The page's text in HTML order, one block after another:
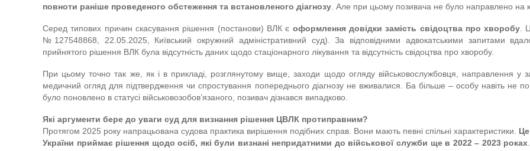
повноти раніше проведеного обстеження та встановленого діагнозу . Але при цьому позивача не було направлено
Серед типових причин скасування рішення (постанови) ВЛК є оформлення довідки замість свідоцтва про хворобу .
№127548868, 22.05.2025, Київський окружний адміністративний суд). За відповідними адвокатськими запитами
прийнятого рішення ВЛК була відсутність даних щодо стаціонарного лікування та відсутність свідоцтва про хворобу.
При цьому точно так же, як і в прикладі, розглянутому вище, заходи щодо огляду військовослужбовця, направлення у
медичний огляд для підтвердження чи спростування попереднього діагнозу не вживалися. Ба більше – особу навіть
було поновлено в статусі військовозобов’язаного, позивач дізнався випадково.
Які аргументи бере до уваги суд для визнання рішення ЦВЛК протиправним?
Протягом 2025 року напрацьована судова практика вирішення подібних справ. Вони мають певні спільні характеристики.
України приймає рішення щодо осіб, які були визнані непридатними до військової служби ще в 2022 – 2023 роках